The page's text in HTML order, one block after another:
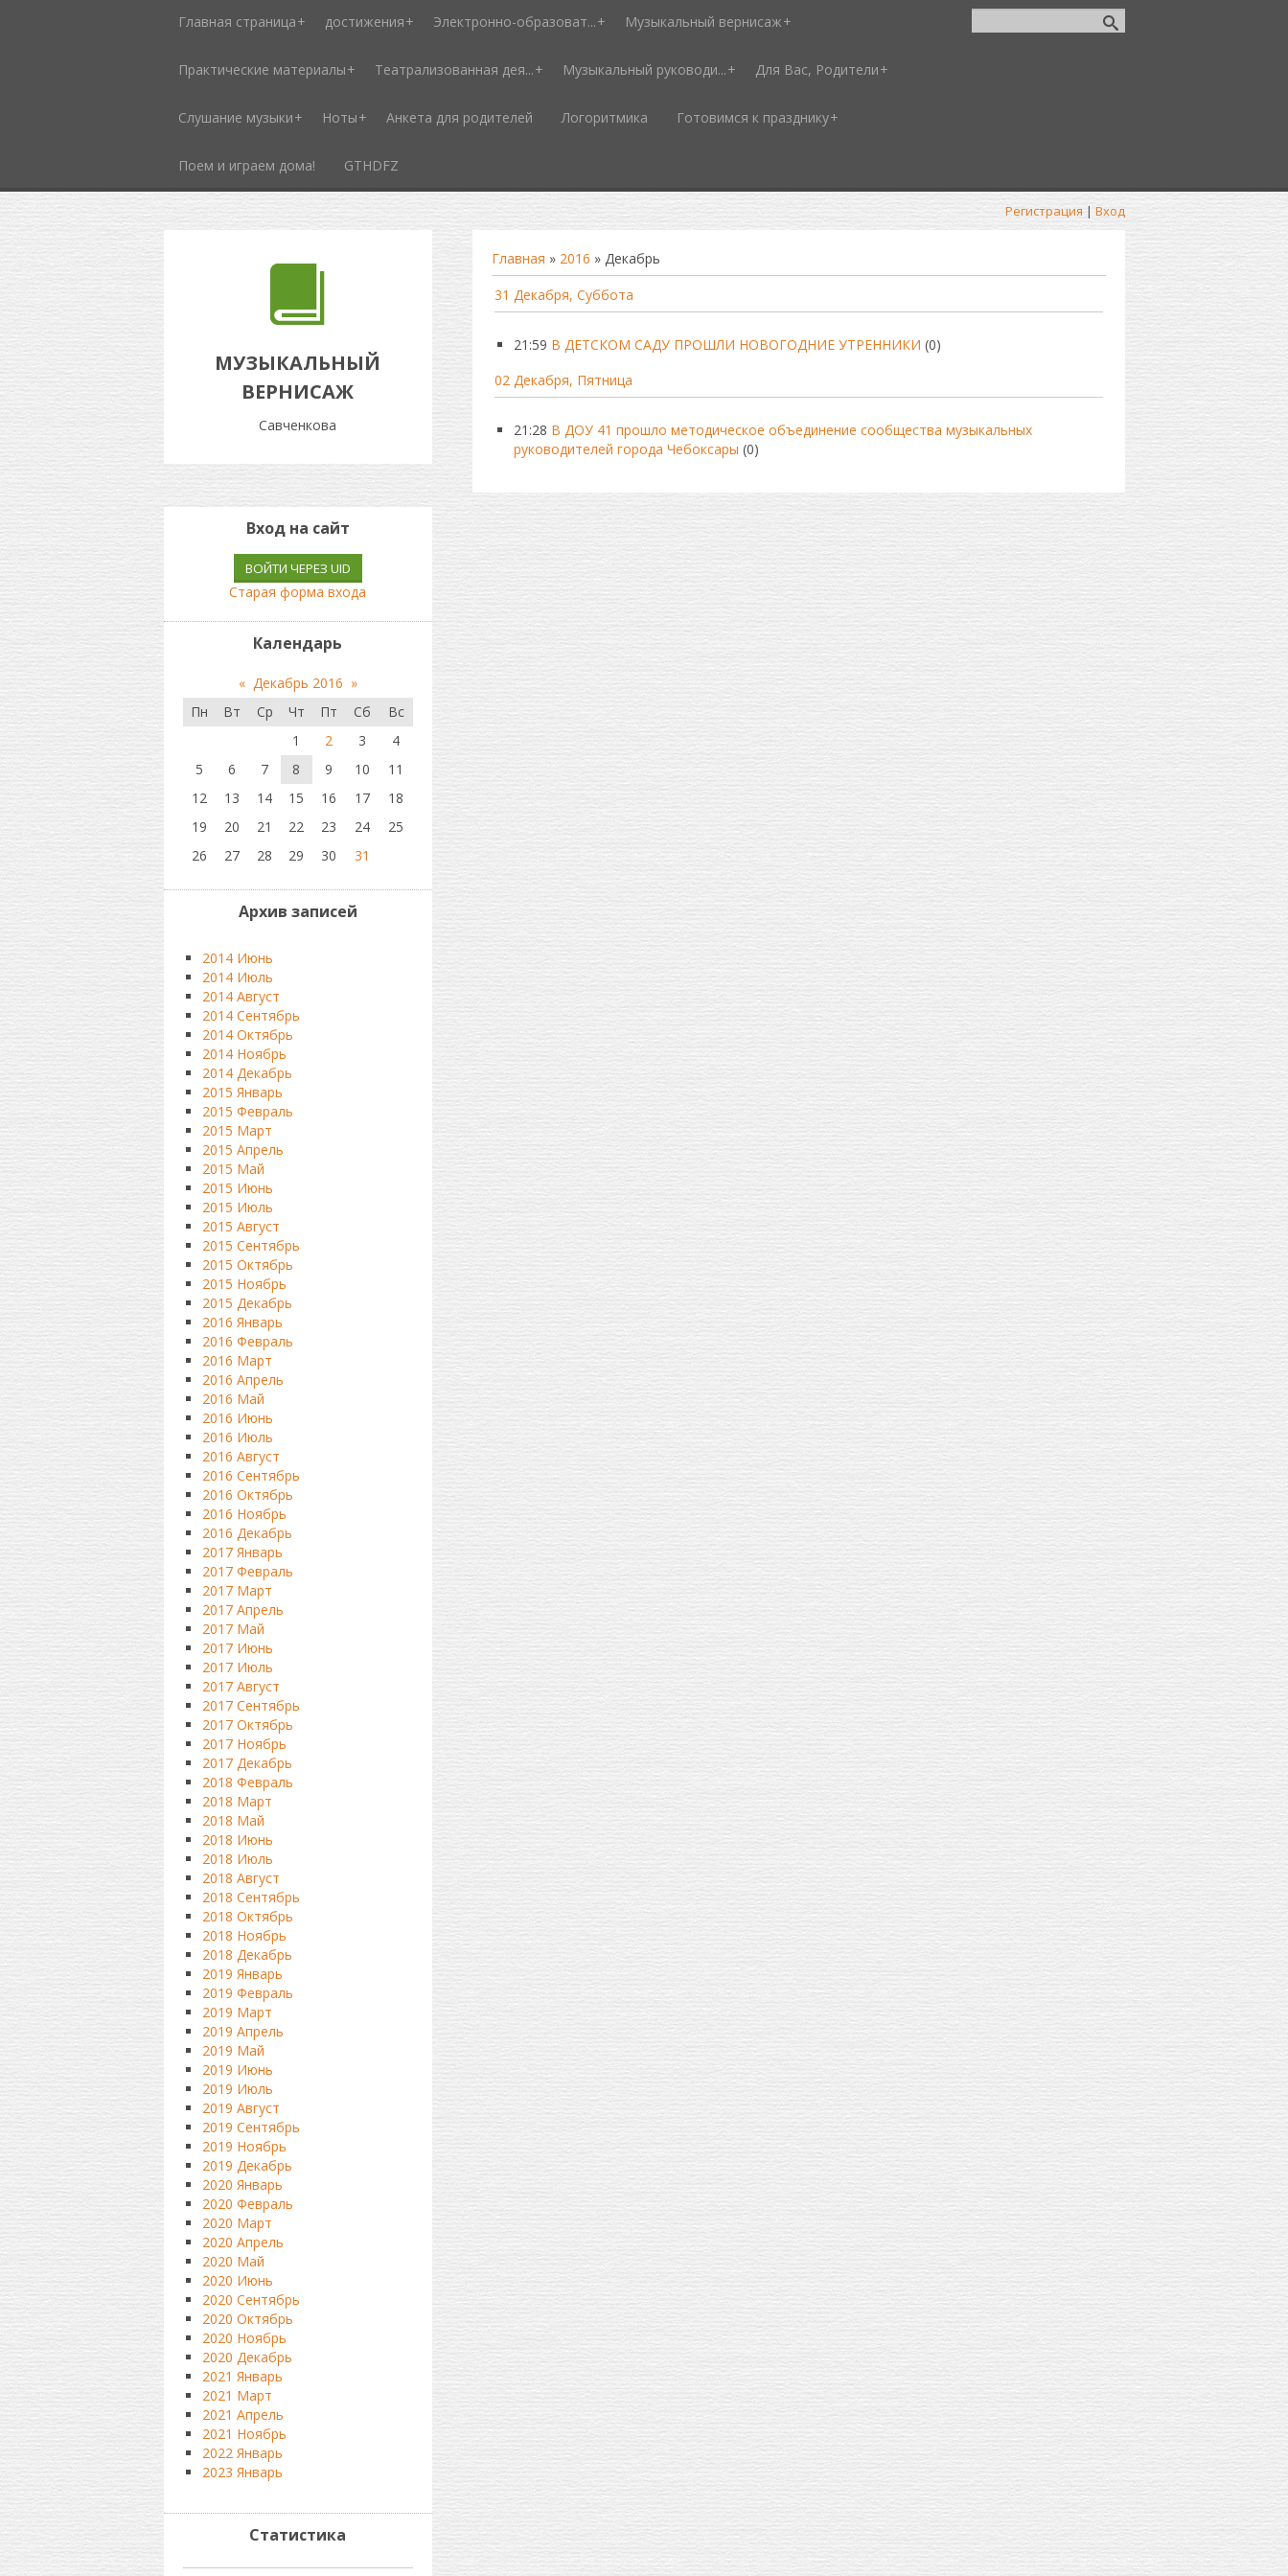
Главная страница достижения Электронно-образоват... Музыкальный вернисаж
Практические материалы Театрализованная дея... Музыкальный руководи... Для Вас, Родители
Слушание музыки Ноты Анкета для родителей Логоритмика Готовимся к празднику
Поем и играем дома! GTHDFZ
Регистрация | Вход
МУЗЫКАЛЬНЫЙ
ВЕРНИСАЖ
Савченкова
Главная » 2016 » Декабрь
31 Декабря, Суббота
21:59 В ДЕТСКОМ САДУ ПРОШЛИ НОВОГОДНИЕ УТРЕННИКИ (0)
02 Декабря, Пятница
21:28 В ДОУ 41 прошло методическое объединение сообщества музыкальных
руководителей города Чебоксары (0)
Вход на сайт
ВОЙТИ ЧЕРЕЗ UID
Старая форма входа
Календарь
« Декабрь 2016 »
Пн
Вт Ср Чт Пт Сб
Вс
1
2 3
4
5
6 7 8 9 10
11
12
13 14 15 16 17
18
19
20 21 22 23 24
25
26
27 28 29 30 31
Архив записей
2014 Июнь
2014 Июль
2014 Август
2014 Сентябрь
2014 Октябрь
2014 Ноябрь
2014 Декабрь
2015 Январь
2015 Февраль
2015 Март
2015 Апрель
2015 Май
2015 Июнь
2015 Июль
2015 Август
2015 Сентябрь
2015 Октябрь
2015 Ноябрь
2015 Декабрь
2016 Январь
2016 Февраль
2016 Март
2016 Апрель
2016 Май
2016 Июнь
2016 Июль
2016 Август
2016 Сентябрь
2016 Октябрь
2016 Ноябрь
2016 Декабрь
2017 Январь
2017 Февраль
2017 Март
2017 Апрель
2017 Май
2017 Июнь
2017 Июль
2017 Август
2017 Сентябрь
2017 Октябрь
2017 Ноябрь
2017 Декабрь
2018 Февраль
2018 Март
2018 Май
2018 Июнь
2018 Июль
2018 Август
2018 Сентябрь
2018 Октябрь
2018 Ноябрь
2018 Декабрь
2019 Январь
2019 Февраль
2019 Март
2019 Апрель
2019 Май
2019 Июнь
2019 Июль
2019 Август
2019 Сентябрь
2019 Ноябрь
2019 Декабрь
2020 Январь
2020 Февраль
2020 Март
2020 Апрель
2020 Май
2020 Июнь
2020 Сентябрь
2020 Октябрь
2020 Ноябрь
2020 Декабрь
2021 Январь
2021 Март
2021 Апрель
2021 Ноябрь
2022 Январь
2023 Январь
Статистика